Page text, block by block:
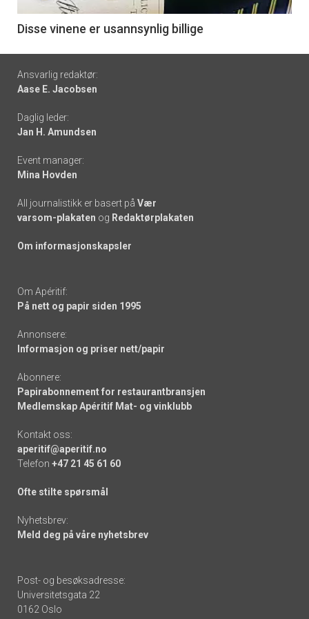
6
Disse vinene er usannsynlig billige
Footer
-
links
Ansvarlig redaktør:
Aase E. Jacobsen
Daglig leder:
Jan H. Amundsen
Event manager:
Mina Hovden
All journalistikk er basert på Vær
varsom-plakaten og Redaktørplakaten
Om informasjonskapsler
Om Apéritif:
På nett og papir siden 1995
Annonsere:
Informasjon og priser nett/papir
Abonnere:
Papirabonnement for restaurantbransjen
Medlemskap Apéritif Mat- og vinklubb
Kontakt oss:
aperitif@aperitif.no
Telefon +47 21 45 61 60
Ofte stilte spørsmål
Nyhetsbrev:
Meld deg på våre nyhetsbrev
Post- og besøksadresse:
Universitetsgata 22
0162 Oslo